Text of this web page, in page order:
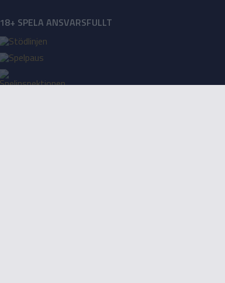
18+ SPELA ANSVARSFULLT